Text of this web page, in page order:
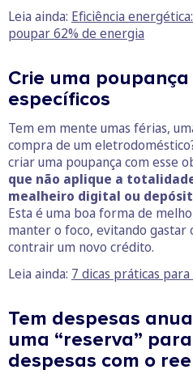
Leia ainda: Eficiência
poupar 62% de energia
Crie uma
específicos
Tem em mente umas férias,
compra de um
criar uma poupança com esse
que não aplique a
mealheiro digital ou
Esta é uma boa forma de
manter o foco, evitando gastar
contrair um novo crédito.
Leia ainda: 7 dicas práticas
Tem despesas
uma “reserva”
despesas com o